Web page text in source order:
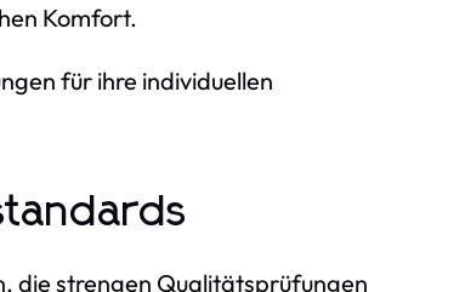
Komfort.
für ihre individuellen
die strengen Qualitätsprüfungen